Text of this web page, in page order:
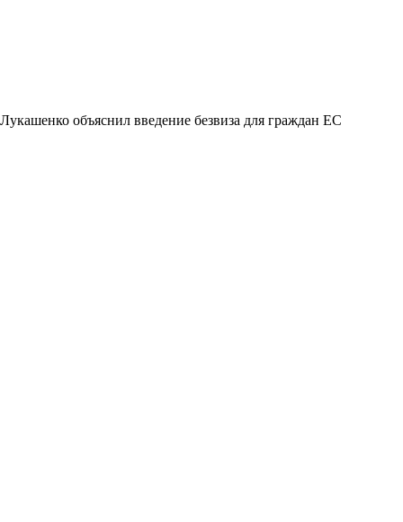
Лукашенко объяснил введение безвиза для граждан ЕС